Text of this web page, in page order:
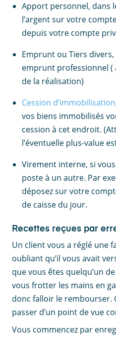
Apport personnel, dans
l’argent sur votre
depuis votre compte
Emprunt ou Tiers divers,
emprunt professionnel (
de la réalisation)
Cession d’immobilisation
vos biens immobilisés
cession à cet endroit.
l’éventuelle plus-value
Virement interne, si vous
poste à un autre. Par
déposez sur votre
de caisse du jour.
Recettes reçues par
Un client vous a réglé une
oubliant qu’il vous avait
que vous êtes quelqu’un
vous frotter les mains en
donc falloir le rembourser.
passer d’un point de vue
Vous commencez par